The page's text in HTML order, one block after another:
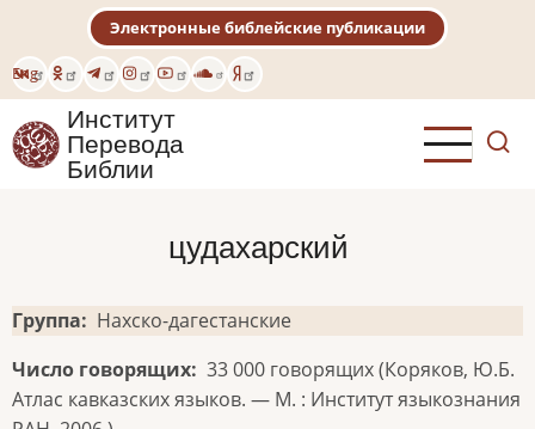
основному
содержанию
Eng
Электронные библейские публикации
Институт
Перевода
Библии
цудахарский
Группа
Нахско-дагестанские
Число говорящих 33 000 говорящих (Коряков, Ю.Б.
Атлас кавказских языков. — М. : Институт языкознания